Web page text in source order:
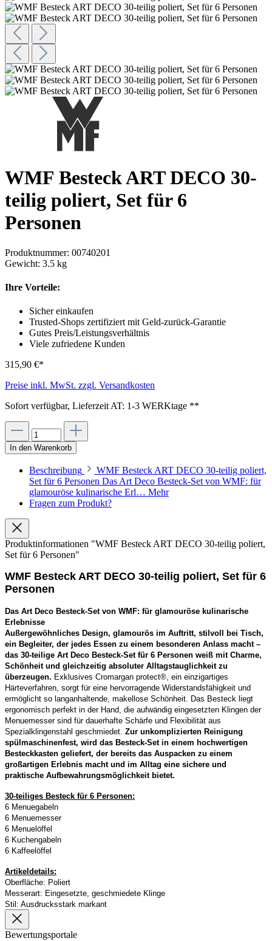
WMF Besteck ART DECO 30-
teilig poliert, Set für 6
Personen
Produktnummer: 00740201
Gewicht: 3.5 kg
Ihre Vorteile:
Sicher einkaufen
Trusted-Shops zertifiziert mit Geld-zurück-Garantie
Gutes Preis/Leistungsverhältnis
Viele zufriedene Kunden
315,90 €*
Preise inkl. MwSt. zzgl. Versandkosten
Sofort verfügbar, Lieferzeit AT: 1-3 WERKtage **
In den Warenkorb
Beschreibung
WMF Besteck ART DECO 30-teilig poliert,
Set für 6 Personen Das Art Deco Besteck-Set von WMF: für
glamouröse kulinarische Erl… Mehr
Fragen zum Produkt?
Produktinformationen "WMF Besteck ART DECO 30-teilig poliert,
Set für 6 Personen"
WMF Besteck ART DECO 30-teilig poliert, Set für 6
Personen
Das Art Deco Besteck-Set von WMF: für glamouröse kulinarische
Erlebnisse
Außergewöhnliches Design, glamourös im Auftritt, stilvoll bei Tisch,
ein Begleiter, der jedes Essen zu einem besonderen Anlass macht –
das 30-teilige Art Deco Besteck-Set für 6 Personen weiß mit Charme,
Schönheit und gleichzeitig absoluter Alltagstauglichkeit zu
überzeugen. Exklusives Cromargan protect®, ein einzigartiges
Härteverfahren, sorgt für eine hervorragende Widerstandsfähigkeit und
ermöglicht so langanhaltende, makellose Schönheit. Das Besteck liegt
ergonomisch perfekt in der Hand, die aufwändig eingesetzten Klingen der
Menuemesser sind für dauerhafte Schärfe und Flexibilität aus
Spezialklingenstahl geschmiedet. Zur unkomplizierten Reinigung
spülmaschinenfest, wird das Besteck-Set in einem hochwertigen
Besteckkasten geliefert, der bereits das Auspacken zu einem
großartigen Erlebnis macht und im Alltag eine sichere und
praktische Aufbewahrungsmöglichkeit bietet.
30-teiliges Besteck für 6 Personen:
6 Menuegabeln
6 Menuemesser
6 Menuelöffel
6 Kuchengabeln
6 Kaffeelöffel
Artikeldetails:
Oberfläche: Poliert
Messerart: Eingesetzte, geschmiedete Klinge
Stil: Ausdrucksstark markant
Bewertungsportale